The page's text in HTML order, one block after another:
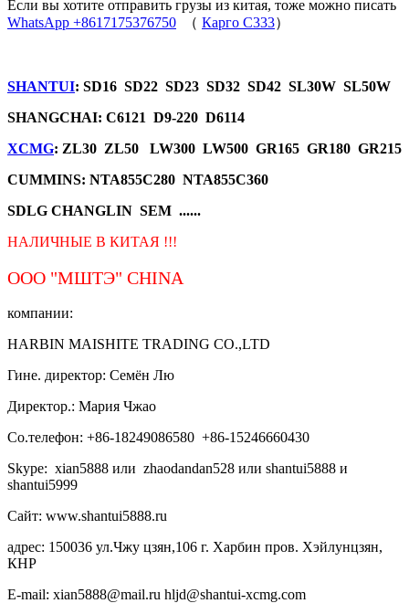
Если вы хотите отправить грузы из китая, тоже можно писать
WhatsApp +8617175376750 （ Карго C333）
SHANTUI: SD16 SD22 SD23 SD32 SD42 SL30W SL50W
SHANGCHAI: C6121 D9-220 D6114
XCMG: ZL30 ZL50 LW300 LW500 GR165 GR180 GR215
CUMMINS: NTA855C280 NTA855C360
SDLG CHANGLIN SEM ......
НАЛИЧНЫЕ В КИТАЯ !!!
ООО "МШТЭ" CHINA
компании:
HARBIN MAISHITE TRADING CO.,LTD
Гине. директор: Семён Лю
Директор.: Мария Чжао
Со.телефон: +86-18249086580 +86-15246660430
Skype: xian5888 или zhaodandan528 или shantui5888 и
shantui5999
Сайт: www.shantui5888.ru
адрес: 150036 ул.Чжу цзян,106 г. Харбин пров. Хэйлунцзян,
КНР
E-mail: xian5888@mail.ru hljd@shantui-xcmg.com